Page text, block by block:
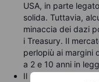
USA, in parte
solida. Tuttavia,
minaccia dei dazi
i Treasury. Il
perlopiù ai margini
a 2 e 10 anni in
Il rinnovato